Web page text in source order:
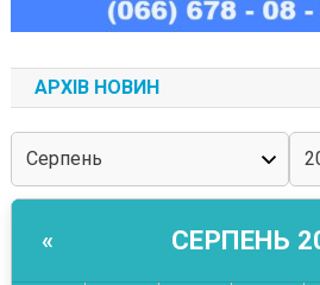
АРХІВ НОВИН
« СЕРПЕНЬ